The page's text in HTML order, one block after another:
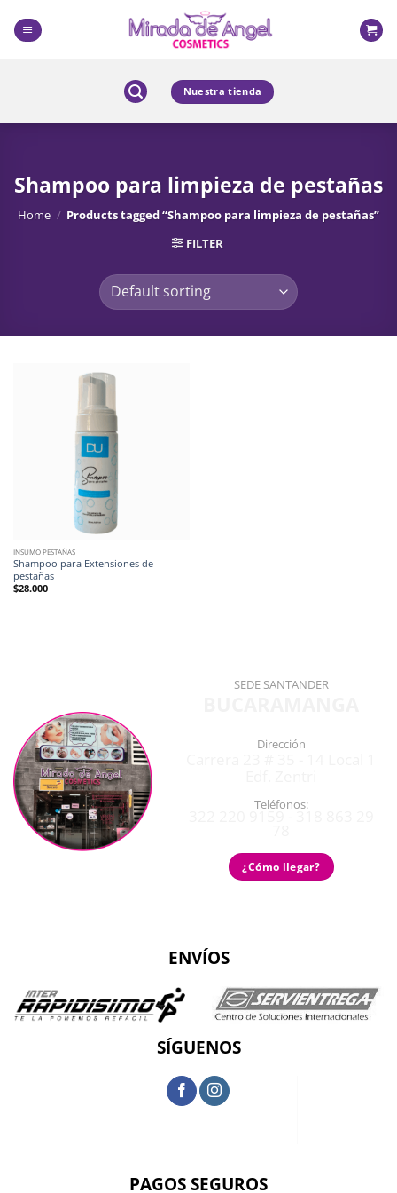
content
Nuestra tienda
Shampoo para limpieza de pestañas
Home / Products tagged “Shampoo para limpieza de pestañas”
FILTER
INSUMO PESTAÑAS
Shampoo para Extensiones de
pestañas
$28.000
SEDE SANTANDER
Dirección
Teléfonos:
¿Cómo llegar?
ENVÍOS
SÍGUENOS
PAGOS SEGUROS